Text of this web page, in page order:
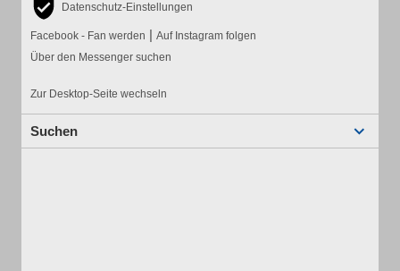
Datenschutz-Einstellungen
Facebook - Fan werden | Auf Instagram folgen
Über den Messenger suchen
Zur Desktop-Seite wechseln
Suchen